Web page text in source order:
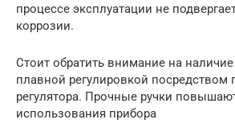
процессе эксплуатации не
коррозии.
Стоит обратить внимание на наличие
плавной регулировкой посредством
регулятора. Прочные ручки
использования прибора